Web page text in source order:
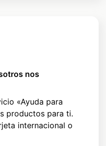
nos
«Ayuda para
productos para ti.
internacional o